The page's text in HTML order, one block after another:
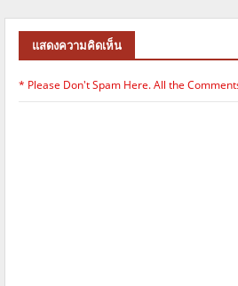
แสดงความคิดเห็น
* Please Don't Spam Here. All the